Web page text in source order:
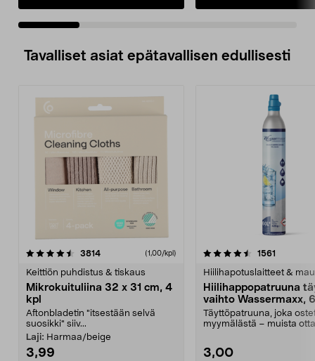
Tavalliset asiat epätavallisen edullisesti
3814arvostelut (1,00/kpl)
Keittiön puhdistus & tiskaus
Mikrokuituliina 32 x 31 cm, 4
kpl
Aftonbladetin "itsestään selvä
suosikki" siiv...
Laji: Harmaa/beige
3,99
4.5viidestä
1561
Hiilihapotuslaitteet &
Hiilihappopatruuna
vaihto Wassermaxx,
Täyttöpatruuna, joka
myymälästä – muista
3,00
4.5viidestä